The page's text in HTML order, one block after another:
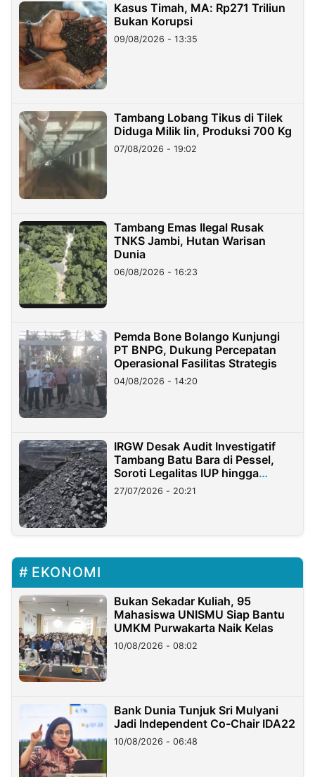
Kasus Timah, MA: Rp271 Triliun
Bukan Korupsi
09/08/2026 - 13:35
Tambang Lobang Tikus di Tilek
Diduga Milik Iin, Produksi 700 Kg
07/08/2026 - 19:02
Tambang Emas Ilegal Rusak
TNKS Jambi, Hutan Warisan
Dunia
06/08/2026 - 16:23
Pemda Bone Bolango Kunjungi
PT BNPG, Dukung Percepatan
Operasional Fasilitas Strategis
04/08/2026 - 14:20
IRGW Desak Audit Investigatif
Tambang Batu Bara di Pessel,
Soroti Legalitas IUP hingga
Stockpile
27/07/2026 - 20:21
EKONOMI
Bukan Sekadar Kuliah, 95
Mahasiswa UNISMU Siap Bantu
UMKM Purwakarta Naik Kelas
10/08/2026 - 08:02
Bank Dunia Tunjuk Sri Mulyani
Jadi Independent Co-Chair IDA22
10/08/2026 - 06:48